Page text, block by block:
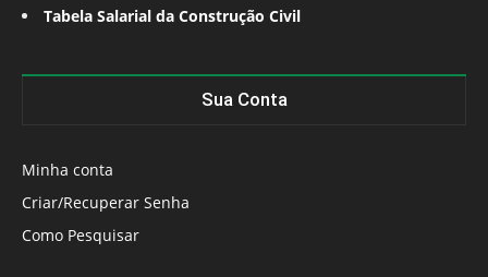
Tabela Salarial da Construção Civil
Sua Conta
Minha conta
Criar/Recuperar Senha
Como Pesquisar